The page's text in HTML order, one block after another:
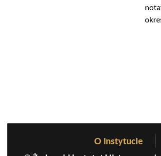
Before Footer
O Instytucie